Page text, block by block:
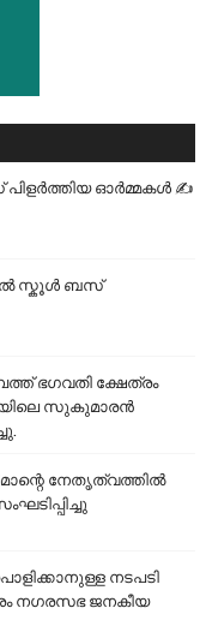
പിളർത്തിയ ഓർമ്മകൾ ✍️
സ്കൂൾ ബസ്
ഭഗവതി ക്ഷേത്രം
സുകുമാരൻ
നേതൃത്വത്തിൽ
നടപടി
നഗരസഭ ജനകീയ